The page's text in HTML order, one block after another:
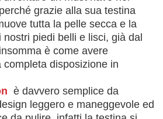
grazie alla sua testina
tutta la pelle secca e la
piedi belli e lisci, già dal
è come avere
completa disposizione in
è davvero semplice da
leggero e maneggevole ed